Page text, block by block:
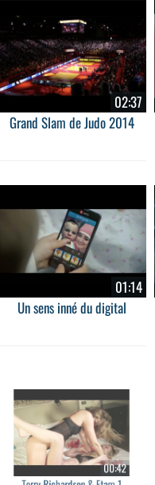
02:37
Grand Slam de Judo 2014
01:14
Un sens inné du digital
00:42